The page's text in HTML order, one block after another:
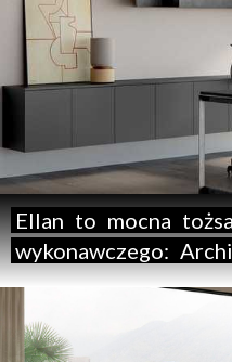
Ellan to mocna
wykonawczego: